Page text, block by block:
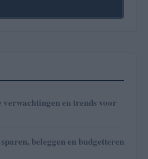
en trends voor
beleggen en budgetteren